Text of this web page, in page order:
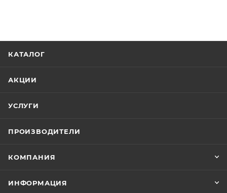
КАТАЛОГ
АКЦИИ
УСЛУГИ
ПРОИЗВОДИТЕЛИ
КОМПАНИЯ
ИНФОРМАЦИЯ